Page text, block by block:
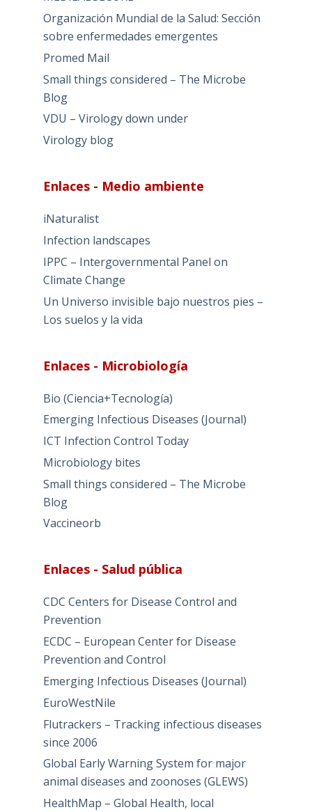
Organización Mundial de la Salud: Sección
sobre enfermedades emergentes
Promed Mail
Small things considered – The Microbe
Blog
VDU – Virology down under
Virology blog
Enlaces - Medio ambiente
iNaturalist
Infection landscapes
IPPC – Intergovernmental Panel on
Climate Change
Un Universo invisible bajo nuestros pies –
Los suelos y la vida
Enlaces - Microbiología
Bio (Ciencia+Tecnología)
Emerging Infectious Diseases (Journal)
ICT Infection Control Today
Microbiology bites
Small things considered – The Microbe
Blog
Vaccineorb
Enlaces - Salud pública
CDC Centers for Disease Control and
Prevention
ECDC – European Center for Disease
Prevention and Control
Emerging Infectious Diseases (Journal)
EuroWestNile
Flutrackers – Tracking infectious diseases
since 2006
Global Early Warning System for major
animal diseases and zoonoses (GLEWS)
HealthMap – Global Health, local